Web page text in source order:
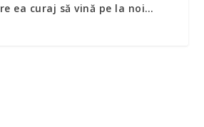
ea curaj să vină pe la noi…